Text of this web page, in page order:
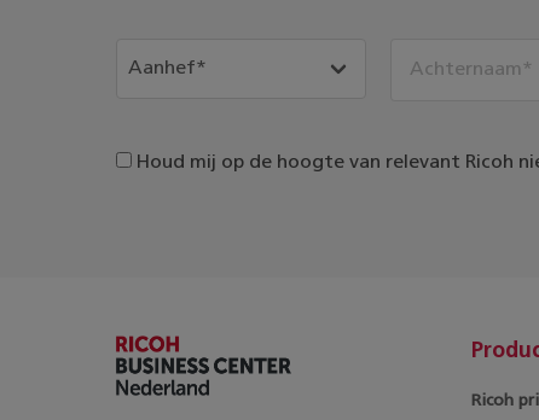
Houd mij op de hoogte van relevant Ricoh
Ricoh